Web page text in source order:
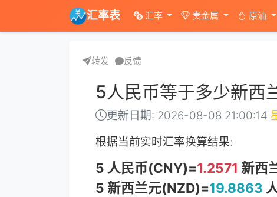
汇率表 汇率 贵金属 原油
转发 反馈
5人民币等于多少新西
更新日期: 2026-08-08 21:00:14
根据当前实时汇率换算结果:
5 人民币(CNY)=1.2571 新西
5 新西兰元(NZD)=19.8863